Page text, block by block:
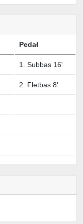
Pedał
1. Subbas 16'
2. Fletbas 8'